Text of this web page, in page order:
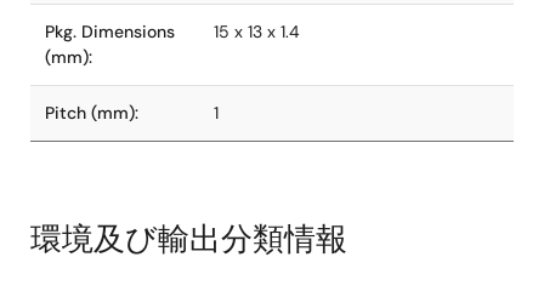
Pkg. Dimensions
(mm):
15 x 13 x 1.4
Pitch (mm): 1
環境及び輸出分類情報